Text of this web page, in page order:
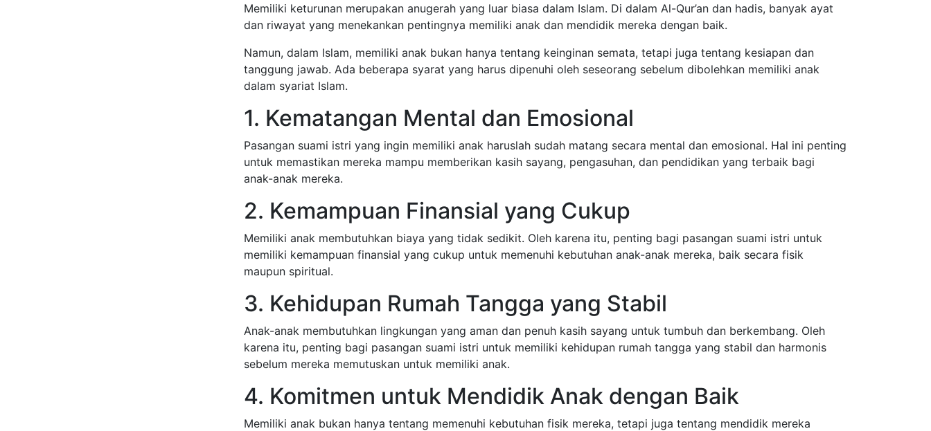
Memiliki keturunan merupakan anugerah yang luar biasa dalam Islam. Di dalam Al-Qur’an dan hadis, banyak ayat
dan riwayat yang menekankan pentingnya memiliki anak dan mendidik mereka dengan baik.
Namun, dalam Islam, memiliki anak bukan hanya tentang keinginan semata, tetapi juga tentang kesiapan dan
tanggung jawab. Ada beberapa syarat yang harus dipenuhi oleh seseorang sebelum dibolehkan memiliki anak
dalam syariat Islam.
1. Kematangan Mental dan Emosional
Pasangan suami istri yang ingin memiliki anak haruslah sudah matang secara mental dan emosional. Hal ini penting
untuk memastikan mereka mampu memberikan kasih sayang, pengasuhan, dan pendidikan yang terbaik bagi
anak-anak mereka.
2. Kemampuan Finansial yang Cukup
Memiliki anak membutuhkan biaya yang tidak sedikit. Oleh karena itu, penting bagi pasangan suami istri untuk
memiliki kemampuan finansial yang cukup untuk memenuhi kebutuhan anak-anak mereka, baik secara fisik
maupun spiritual.
3. Kehidupan Rumah Tangga yang Stabil
Anak-anak membutuhkan lingkungan yang aman dan penuh kasih sayang untuk tumbuh dan berkembang. Oleh
karena itu, penting bagi pasangan suami istri untuk memiliki kehidupan rumah tangga yang stabil dan harmonis
sebelum mereka memutuskan untuk memiliki anak.
4. Komitmen untuk Mendidik Anak dengan Baik
Memiliki anak bukan hanya tentang memenuhi kebutuhan fisik mereka, tetapi juga tentang mendidik mereka